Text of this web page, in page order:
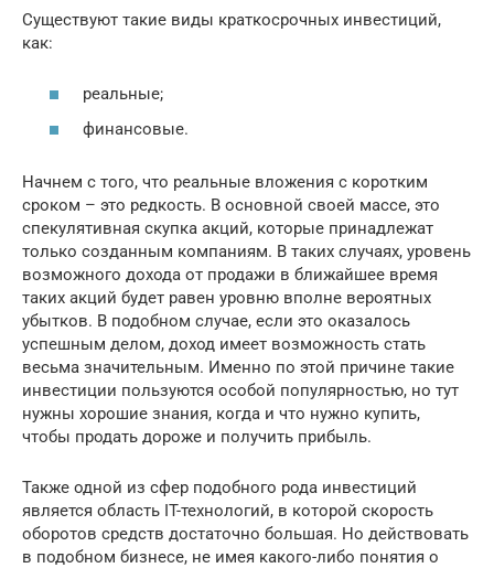
Существуют такие виды краткосрочных инвестиций,
как:
реальные;
финансовые.
Начнем с того, что реальные вложения с коротким
сроком – это редкость. В основной своей массе, это
спекулятивная скупка акций, которые принадлежат
только созданным компаниям. В таких случаях, уровень
возможного дохода от продажи в ближайшее время
таких акций будет равен уровню вполне вероятных
убытков. В подобном случае, если это оказалось
успешным делом, доход имеет возможность стать
весьма значительным. Именно по этой причине такие
инвестиции пользуются особой популярностью, но тут
нужны хорошие знания, когда и что нужно купить,
чтобы продать дороже и получить прибыль.
Также одной из сфер подобного рода инвестиций
является область IT-технологий, в которой скорость
оборотов средств достаточно большая. Но действовать
в подобном бизнесе, не имея какого-либо понятия о